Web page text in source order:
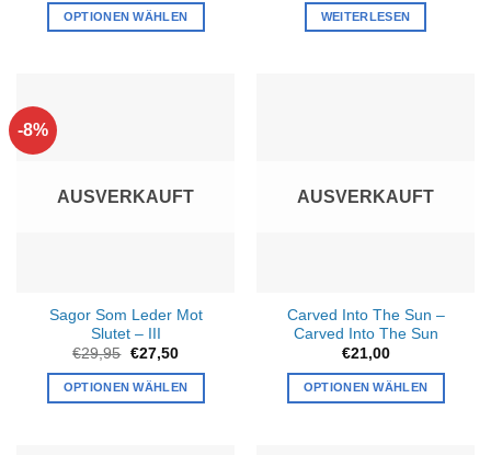
OPTIONEN WÄHLEN
war:
€27,95
WEITERLESEN
-8%
AUSVERKAUFT
Sagor Som Leder Mot
Slutet – III
€29,95 Ursprünglicher
war:
€29,95
€27,50Aktueller
ist:
€27,50.
OPTIONEN WÄHLEN
AUSVERKAUFT
Carved Into The Sun –
Carved Into The Sun
€21,00
OPTIONEN WÄHLEN